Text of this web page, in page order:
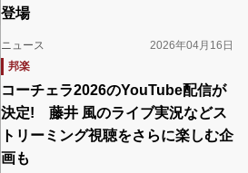
登場
ニュース
2026年04月16日
邦楽
コーチェラ2026のYouTube配信が
決定! 藤井 風のライブ実況などス
トリーミング視聴をさらに楽しむ企
画も